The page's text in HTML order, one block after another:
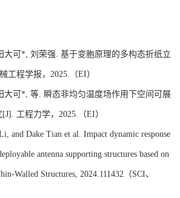
大可*, 刘荣强 基于变胞原理的多构态折纸立
工程学报， 2025. （EI）
大可*, 等 瞬态非均匀温度场作用下空间可展
[J]. 工程力学， 2025. （EI）
and Dake Tian et al. Impact dynamic response
antenna supporting structures based on
Walled Structures, 2024.111432 （SCI、